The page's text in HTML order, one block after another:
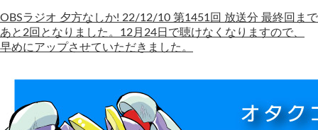
OBSラジオ 夕方なしか! 22/12/10 第1451回 放送分 最終回まで
あと2回となりました。12月24日で聴けなくなりますので、
早めにアップさせていただきました。